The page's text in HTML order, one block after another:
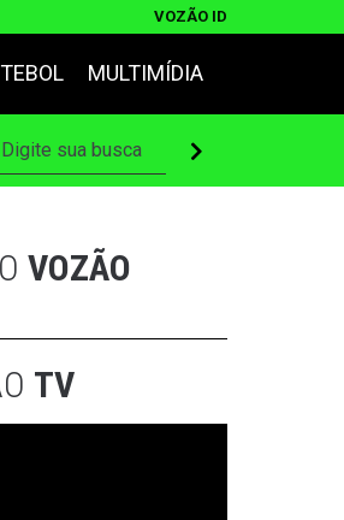
VOZÃO ID
MULTIMÍDIA
VOZÃO
TV